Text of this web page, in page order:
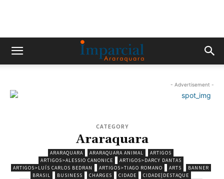
- Advertisement -
CATEGORY
Araraquara
ARARAQUARA ARARAQUARA ANIMAL
ARTIGOS
ARTIGOS>ALESSIO CANONICE
ARTIGOS>DARCY DANTAS
ARTIGOS>LUÍS CARLOS BEDRAN
ARTIGOS>TIAGO ROMANO ARTS
BANNER
BRASIL
BUSINESS CHARGES CIDADE
CIDADE|DESTAQUE